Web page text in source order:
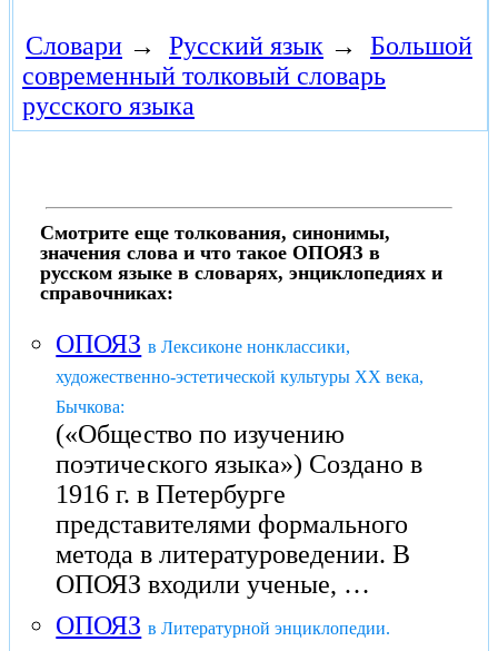
Словари → Русский язык →
Большой
современный толковый словарь
русского языка
Смотрите еще толкования, синонимы,
значения слова и что такое ОПОЯЗ в
русском языке в словарях, энциклопедиях и
справочниках:
ОПОЯЗ в Лексиконе нонклассики,
художественно-эстетической культуры XX века,
Бычкова:
(«Общество по изучению
поэтического языка») Создано в
1916 г. в Петербурге
представителями формального
метода в литературоведении. В
ОПОЯЗ входили ученые, …
ОПОЯЗ в Литературной энциклопедии.